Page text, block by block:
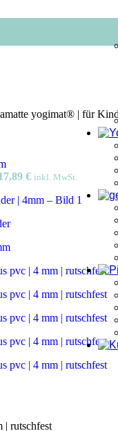
yogimat® | für
€ inkl. MwSt.